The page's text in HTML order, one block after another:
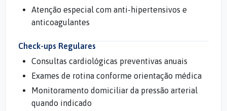
Atenção especial com anti-hipertensivos e
anticoagulantes
Check-ups Regulares
Consultas cardiológicas preventivas anuais
Exames de rotina conforme orientação médica
Monitoramento domiciliar da pressão arterial
quando indicado